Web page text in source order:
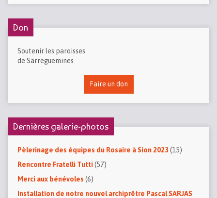
Don
Soutenir les paroisses
de Sarreguemines
Faire un don
Dernières galerie-photos
Pèlerinage des équipes du Rosaire à Sion 2023 (15)
Rencontre Fratelli Tutti (57)
Merci aux bénévoles (6)
Installation de notre nouvel archiprêtre Pascal SARJAS